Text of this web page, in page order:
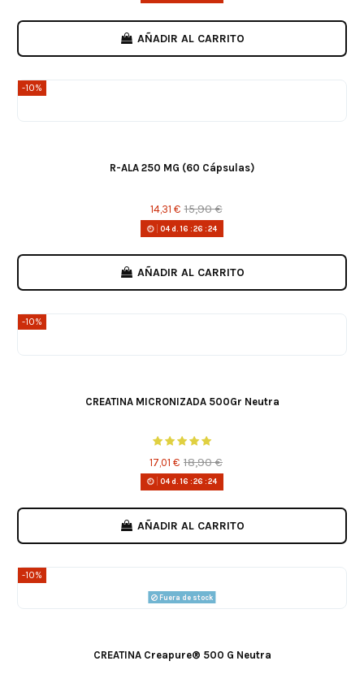
AÑADIR AL CARRITO
-10%
R-ALA 250 MG (60 Cápsulas)
14,31 € 15,90 €
04d. 16 :26 :24
AÑADIR AL CARRITO
-10%
CREATINA MICRONIZADA 500Gr Neutra
17,01 € 18,90 €
04d. 16 :26 :24
AÑADIR AL CARRITO
-10%
Fuera de stock
CREATINA Creapure® 500 G Neutra